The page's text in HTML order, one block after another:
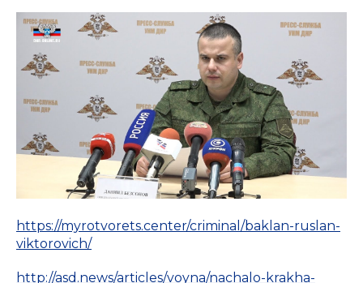
https://myrotvorets.center/criminal/baklan-ruslan-
viktorovich/
http://asd.news/articles/voyna/nachalo-krakha-